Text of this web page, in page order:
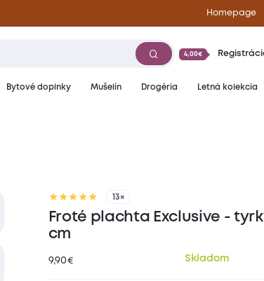
Homepage
4,00€
Bytové doplnky Mušelín Drogéria Letná kolekcia
13×
Froté plachta Exclusive -
cm
9,90 € Skladom